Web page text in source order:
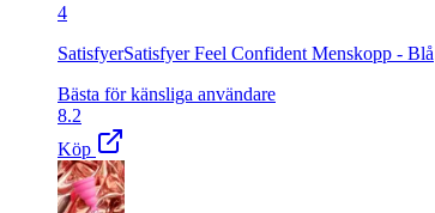
4
SatisfyerSatisfyer Feel Confident Menskopp - Blå
Bästa för känsliga användare
8.2
Köp